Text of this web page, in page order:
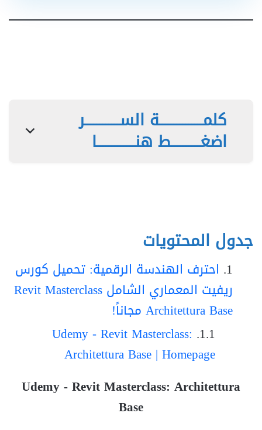
كلمـــــــــــــــة الســــــــــــر
اضغــــــــــط هنـــــــــــــا
جدول المحتويات
احترف الهندسة الرقمية: تحميل كورس
ريفيت المعماري الشامل Revit Masterclass
Architettura Base مجاناً!
Udemy - Revit Masterclass:
Architettura Base | Homepage
Udemy - Revit Masterclass: Architettura
Base